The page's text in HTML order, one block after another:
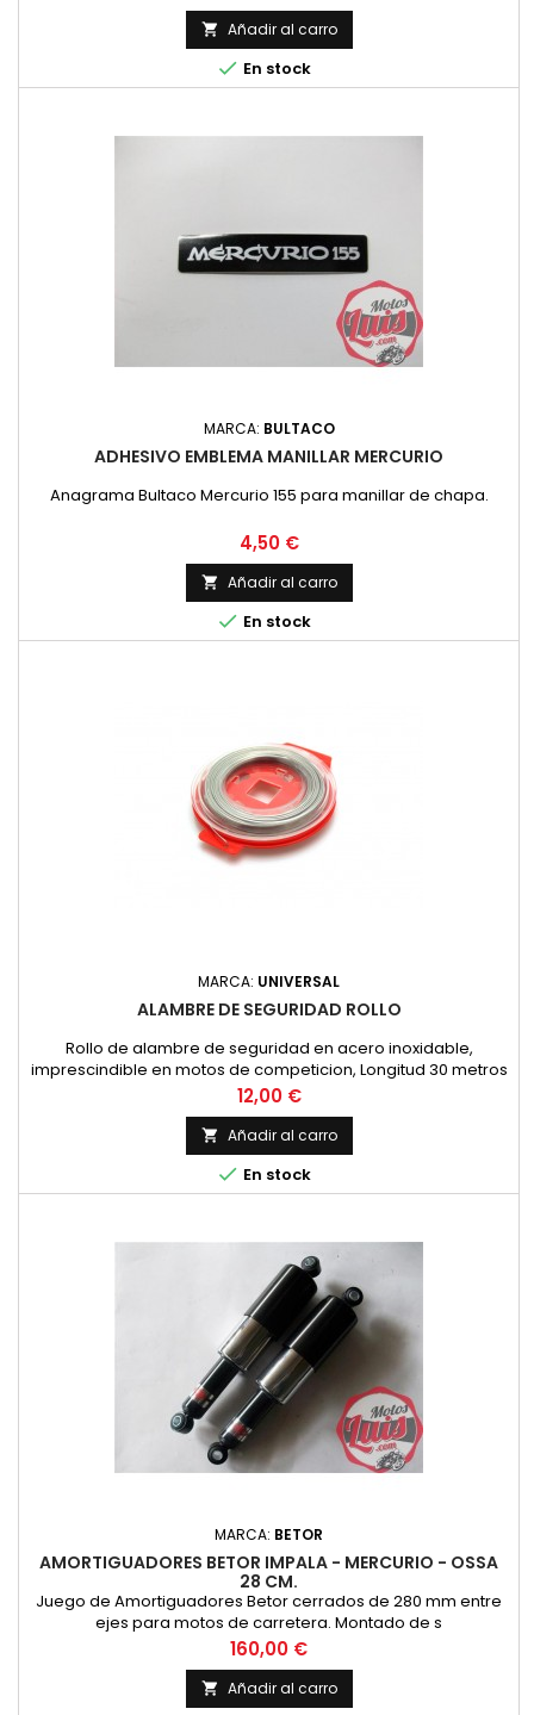
 Añadir al carro
 En stock
MARCA: BULTACO
ADHESIVO EMBLEMA MANILLAR MERCURIO
Anagrama Bultaco Mercurio 155 para manillar de chapa.
Precio
4,50 €
 Añadir al carro
 En stock
MARCA: UNIVERSAL
ALAMBRE DE SEGURIDAD ROLLO
Rollo de alambre de seguridad en acero inoxidable,
imprescindible en motos de competicion, Longitud 30 metros
y diametro 0.8 mm.
Precio
12,00 €
 Añadir al carro
 En stock
MARCA: BETOR
AMORTIGUADORES BETOR IMPALA - MERCURIO - OSSA
28 CM.
Juego de Amortiguadores Betor cerrados de 280 mm entre
ejes para motos de carretera. Montado de s
Precio
160,00 €
 Añadir al carro